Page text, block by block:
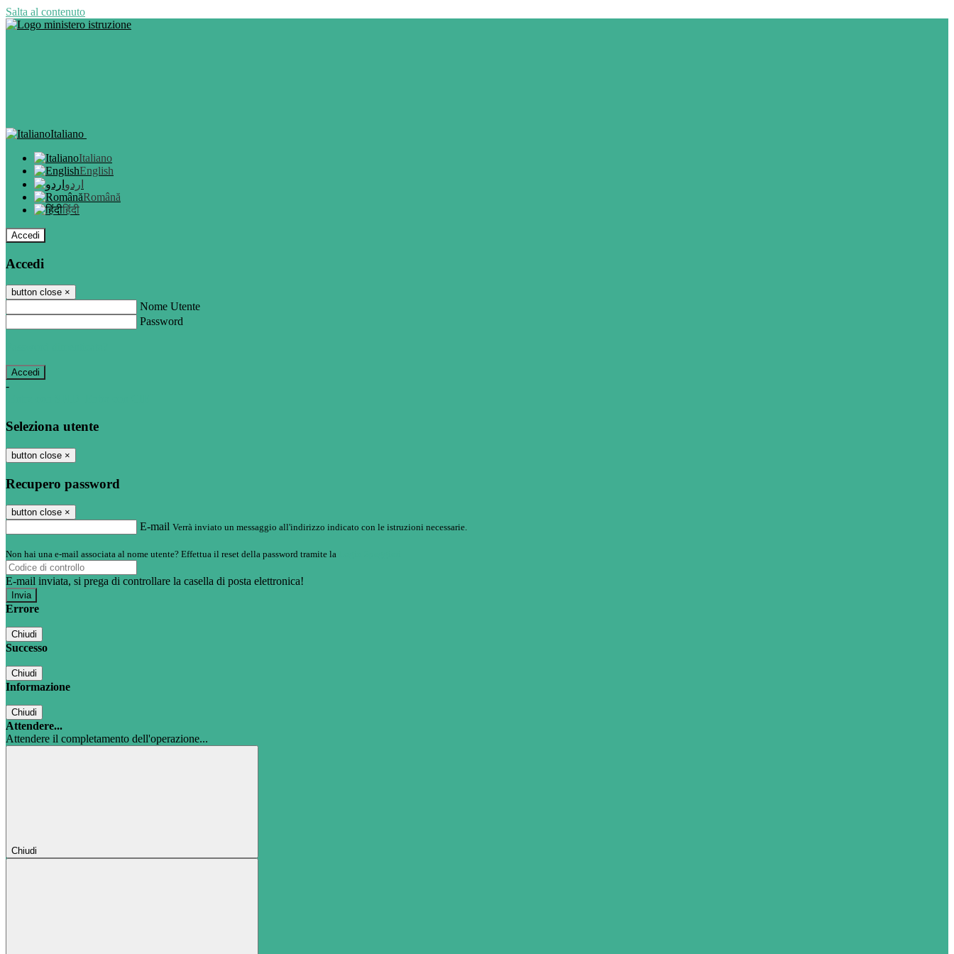
Salta al contenuto
Italiano
Italiano
English
اردو
Română
हिंदी
Accedi
Accedi
button close ×
Nome Utente
Password
-
Seleziona utente
button close ×
Recupero password
button close ×
E-mail Verrà inviato un messaggio all'indirizzo indicato con le istruzioni necessarie.
Non hai una e-mail associata al nome utente? Effettua il reset della password tramite la
E-mail inviata, si prega di controllare la casella di posta elettronica!
Errore
Chiudi
Successo
Chiudi
Informazione
Chiudi
Attendere...
Attendere il completamento dell'operazione...
Chiudi